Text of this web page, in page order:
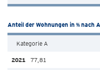
Anteil der Wohnungen in %
Kategorie A
77,81